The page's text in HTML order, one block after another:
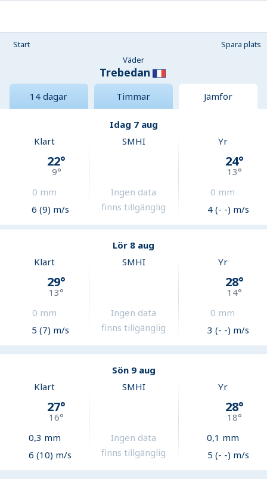
Start
Spara plats
Väder
Trebedan
14 dagar Timmar Jämför
Idag 7 aug
Klart
22°
9°
0 mm
6 (9) m/s
SMHI
Ingen data
finns tillgänglig
Yr
24°
13°
0 mm
4 (- -) m/s
Lör 8 aug
Klart
29°
13°
0 mm
5 (7) m/s
SMHI
Ingen data
finns tillgänglig
Yr
28°
14°
0 mm
3 (- -) m/s
Sön 9 aug
Klart
27°
16°
0,3 mm
6 (10) m/s
SMHI
Ingen data
finns tillgänglig
Yr
28°
18°
0,1 mm
5 (- -) m/s